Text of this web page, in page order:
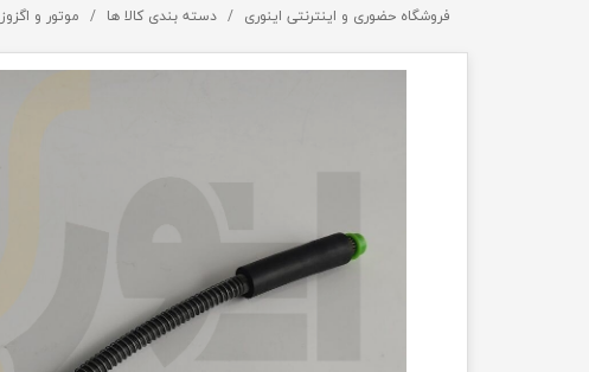
موتور و اگزوز
فرمان، جلوبندی و ترمز
فروشگاه حضوری و اینترنتی اینوری دسته بندی کالا ها موتور و اگزوز